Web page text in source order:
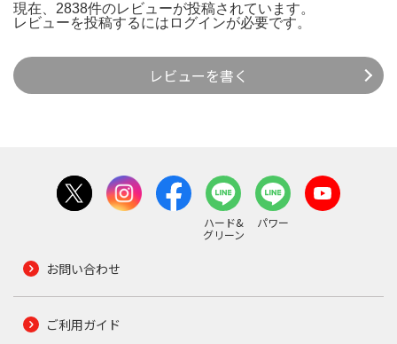
現在、2838件のレビューが投稿されています。
レビューを投稿するには ログインが必要です。
レビューを書く
ハード&
グリーン
パワー
お問い合わせ
ご利用ガイド